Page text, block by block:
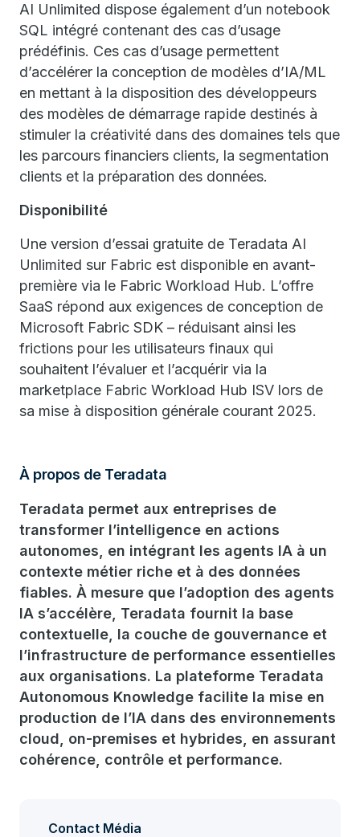
AI Unlimited dispose également d’un notebook
SQL intégré contenant des cas d’usage
prédéfinis. Ces cas d’usage permettent
d’accélérer la conception de modèles d’IA/ML
en mettant à la disposition des développeurs
des modèles de démarrage rapide destinés à
stimuler la créativité dans des domaines tels que
les parcours financiers clients, la segmentation
clients et la préparation des données.
Disponibilité
Une version d’essai gratuite de Teradata AI
Unlimited sur Fabric est disponible en avant-
première via le Fabric Workload Hub. L’offre
SaaS répond aux exigences de conception de
Microsoft Fabric SDK – réduisant ainsi les
frictions pour les utilisateurs finaux qui
souhaitent l’évaluer et l’acquérir via la
marketplace Fabric Workload Hub ISV lors de
sa mise à disposition générale courant 2025.
À propos de Teradata
Teradata permet aux entreprises de
transformer l’intelligence en actions
autonomes, en intégrant les agents IA à un
contexte métier riche et à des données
fiables. À mesure que l’adoption des agents
IA s’accélère, Teradata fournit la base
contextuelle, la couche de gouvernance et
l’infrastructure de performance essentielles
aux organisations. La plateforme Teradata
Autonomous Knowledge facilite la mise en
production de l’IA dans des environnements
cloud, on-premises et hybrides, en assurant
cohérence, contrôle et performance.
Contact Média